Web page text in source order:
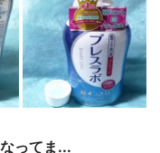
ってま...